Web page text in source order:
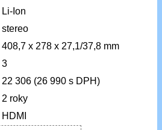
Li-Ion
stereo
408,7 x 278 x 27,1/37,8 mm
3
22 306 (26 990 s DPH)
2 roky
HDMI